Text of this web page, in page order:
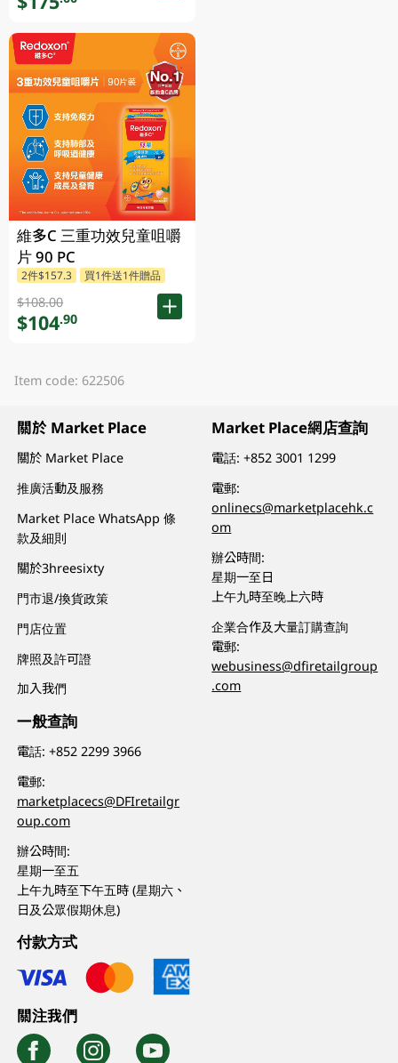
維多C 三重功效兒童咀嚼
片 90 PC
2件$157.3 買1件送1件贈品
$108.00
$104.90
Item code: 622506
關於 Market Place
關於 Market Place
推廣活動及服務
Market Place WhatsApp 條
款及細則
關於3hreesixty
門市退/換貨政策
門店位置
牌照及許可證
加入我們
一般查詢
電話:+852 2299 3966
電郵:
marketplacecs@DFIretailgr
oup.com
辦公時間:
星期一至五
上午九時至下午五時 (星期六、
日及公眾假期休息)
Market Place網店查詢
電話:+852 3001 1299
電郵:
onlinecs@marketplacehk.c
om
辦公時間:
星期一至日
上午九時至晚上六時
企業合作及大量訂購查詢
電郵:
webusiness@dfiretailgroup
.com
付款方式
關注我們